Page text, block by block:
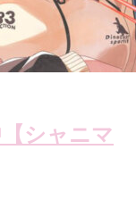
シャニマ